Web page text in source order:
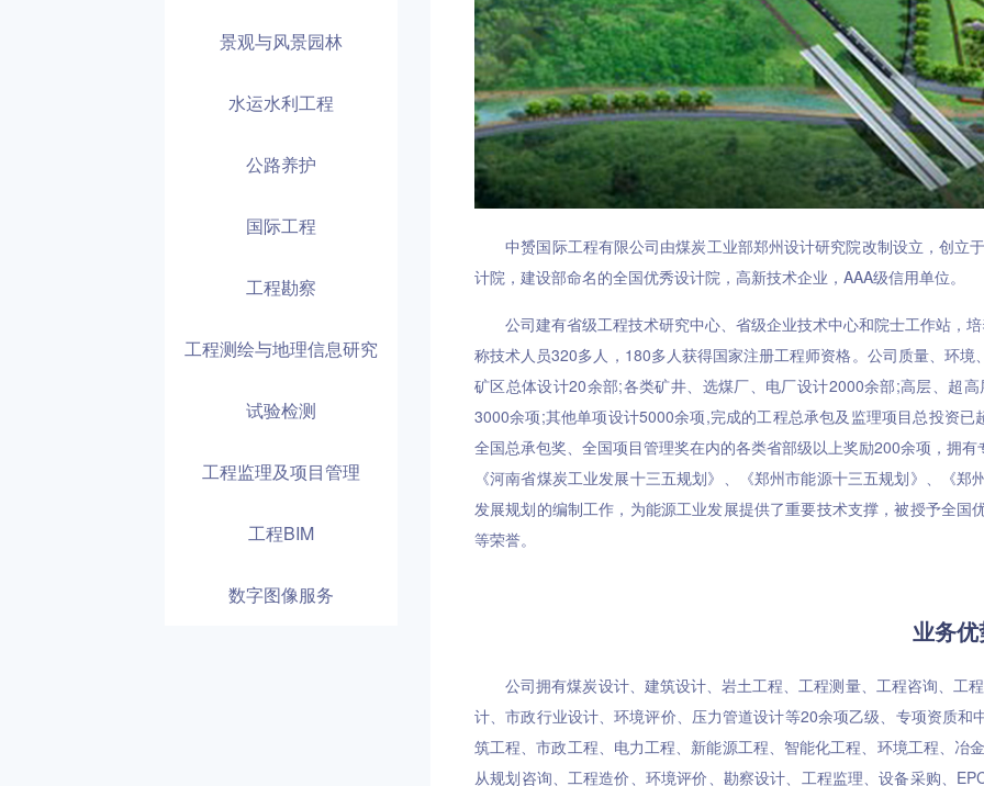
景观与风景园林
水运水利工程
公路养护
国际工程
工程勘察
工程测绘与地理信息研究
试验检测
工程监理及项目管理
工程BIM
数字图像服务
中赟国际工程有限公司由煤炭工业部郑州设计研究院改制设立，创立
计院，建设部命名的全国优秀设计院，高新技术企业，AAA级信用单位。
公司建有省级工程技术研究中心、省级企业技术中心和院士工作站，
称技术人员320多人，180多人获得国家注册工程师资格。公司质量、环
矿区总体设计20余部;各类矿井、选煤厂、电厂设计2000余部;高层、超
3000余项;其他单项设计5000余项,完成的工程总承包及监理项目总投资
全国总承包奖、全国项目管理奖在内的各类省部级以上奖励200余项，拥
《河南省煤炭工业发展十三五规划》、《郑州市能源十三五规划》、《
发展规划的编制工作，为能源工业发展提供了重要技术支撑，被授予全
等荣誉。
业务
公司拥有煤炭设计、建筑设计、岩土工程、工程测量、工程咨询、工
计、市政行业设计、环境评价、压力管道设计等20余项乙级、专项资质
筑工程、市政工程、电力工程、新能源工程、智能化工程、环境工程、
从规划咨询、工程造价、环境评价、勘察设计、工程监理、设备采购、